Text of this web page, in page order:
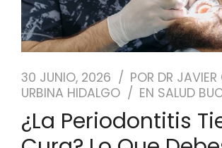
30 JUNIO, 2026 POR DR JAVIER
URBINA HIDALGO
EN SALUD
¿La Periodontitis